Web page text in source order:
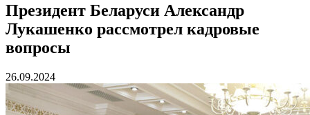
Президент Беларуси Александр
Лукашенко рассмотрел кадровые
вопросы
26.09.2024